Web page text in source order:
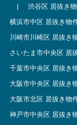
|
渋谷区 居抜き
横浜市中区 居抜き物
川崎市川崎区 居抜き
さいたま市中央区 居
千葉市中央区 居抜き
大阪市中央区 居抜き
大阪市北区 居抜き物
神戸市中央区 居抜き